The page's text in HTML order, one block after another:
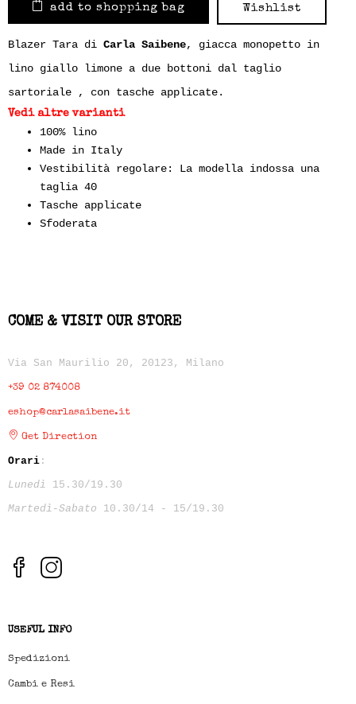
add to shopping bag Wishlist
Blazer Tara di Carla Saibene, giacca monopetto in
lino giallo limone a due bottoni dal taglio
sartoriale , con tasche applicate.
Vedi altre varianti
100% lino
Made in Italy
Vestibilità regolare: La modella indossa una
taglia 40
Tasche applicate
Sfoderata
COME & VISIT OUR STORE
Via San Maurilio 20, 20123, Milano
+39 02 874008
eshop@carlasaibene.it
Get Direction
Orari :
Lunedì 15.30/19.30
Martedì-Sabato 10.30/14 - 15/19.30
USEFUL INFO
Spedizioni
Cambi e Resi